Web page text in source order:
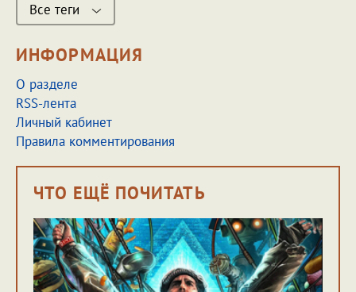
Все теги
ИНФОРМАЦИЯ
О разделе
RSS-лента
Личный кабинет
Правила комментирования
ЧТО ЕЩЁ ПОЧИТАТЬ